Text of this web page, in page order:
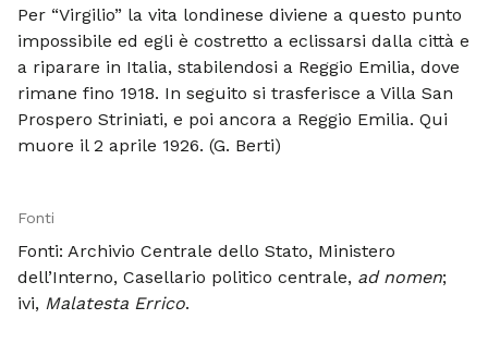
Per “Virgilio” la vita londinese diviene a questo punto
impossibile ed egli è costretto a eclissarsi dalla città e
a riparare in Italia, stabilendosi a Reggio Emilia, dove
rimane fino 1918. In seguito si trasferisce a Villa San
Prospero Striniati, e poi ancora a Reggio Emilia. Qui
muore il 2 aprile 1926. (G. Berti)
Fonti
Fonti: Archivio Centrale dello Stato, Ministero
dell’Interno, Casellario politico centrale, ad nomen;
ivi, Malatesta Errico.